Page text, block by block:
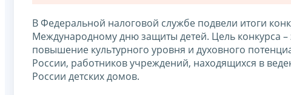
В Федеральной налоговой службе подвели итоги
Международному дню защиты детей. Цель конкурса
повышение культурного уровня и духовного
России, работников учреждений, находящихся в
России детских домов.